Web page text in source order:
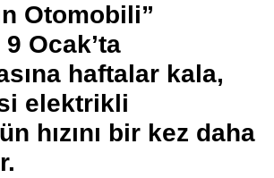
Otomobili”
Ocak’ta
haftalar kala,
elektrikli
hızını bir kez daha